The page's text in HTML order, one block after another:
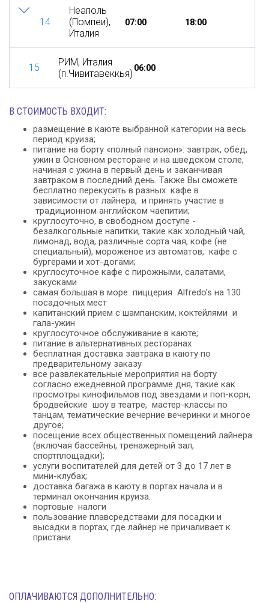
14
Неаполь
(Помпеи),
Италия
07:00 18:00
15
РИМ, Италия
(п.Чивитавеккья) 06:00
В СТОИМОСТЬ ВХОДИТ:
размещение в каюте выбранной категории на весь
период круиза;
питание на борту «полный пансион»: завтрак, обед,
ужин в Основном ресторане и на шведском столе,
начиная с ужина в первый день и заканчивая
завтраком в последний день. Также Вы сможете
бесплатно перекусить в разных кафе в
зависимости от лайнера, и принять участие в
традиционном английском чаепитии;
круглосуточно, в свободном доступе -
безалкогольные напитки, такие как холодный чай,
лимонад, вода, различные сорта чая, кофе (не
специальный), мороженое из автоматов, кафе с
бургерами и хот-догами;
круглосуточное кафе с пирожными, салатами,
закусками
самая большая в море пиццерия Alfredo’s на 130
посадочных мест
капитанский прием с шампанским, коктейлями и
гала-ужин
круглосуточное обслуживание в каюте;
питание в альтернативных ресторанах
бесплатная доставка завтрака в каюту по
предварительному заказу
все развлекательные мероприятия на борту
согласно ежедневной программе дня, такие как
просмотры кинофильмов под звездами и поп-корн,
бродвейские шоу в театре, мастер-классы по
танцам, тематические вечерние вечеринки и многое
другое;
посещение всех общественных помещений лайнера
(включая бассейны, тренажерный зал,
спортплощадки);
услуги воспитателей для детей от 3 до 17 лет в
мини-клубах;
доставка багажа в каюту в портах начала и в
терминал окончания круиза.
портовые налоги
пользование плавсредствами для посадки и
высадки в портах, где лайнер не причаливает к
пристани
ОПЛАЧИВАЮТСЯ ДОПОЛНИТЕЛЬНО: